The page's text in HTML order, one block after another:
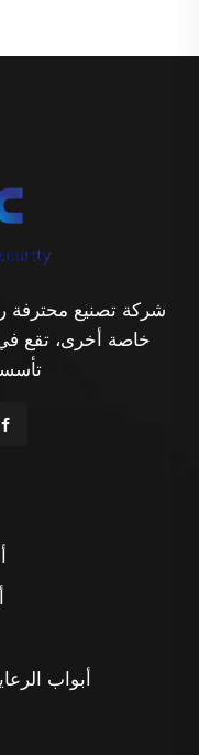
شركة تصنيع محترفة
خاصة أخرى، تقع
أبواب